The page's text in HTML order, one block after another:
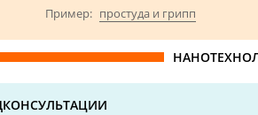
Пример: простуда и грипп